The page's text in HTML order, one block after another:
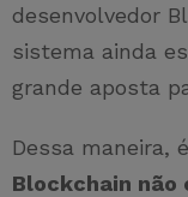
desenvolvedor
sistema ainda
grande aposta
Dessa maneira,
Blockchain não